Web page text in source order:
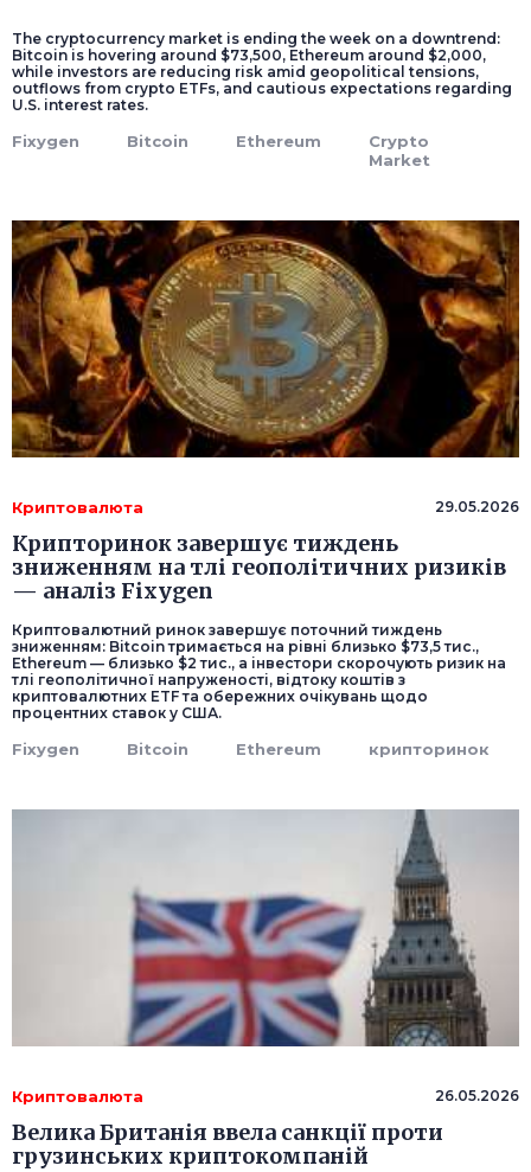
The cryptocurrency market is ending the week on a downtrend:
Bitcoin is hovering around $73,500, Ethereum around $2,000,
while investors are reducing risk amid geopolitical tensions,
outflows from crypto ETFs, and cautious expectations regarding
U.S. interest rates.
Fixygen Bitcoin Ethereum
Crypto
Market
Криптовалюта 29.05.2026
Крипторинок завершує тиждень
зниженням на тлі геополітичних ризиків
— аналіз Fixygen
Криптовалютний ринок завершує поточний тиждень
зниженням: Bitcoin тримається на рівні близько $73,5 тис.,
Ethereum — близько $2 тис., а інвестори скорочують ризик на
тлі геополітичної напруженості, відтоку коштів з
криптовалютних ETF та обережних очікувань щодо
процентних ставок у США.
Fixygen Bitcoin Ethereum крипторинок
Криптовалюта 26.05.2026
Велика Британія ввела санкції проти
грузинських криптокомпаній